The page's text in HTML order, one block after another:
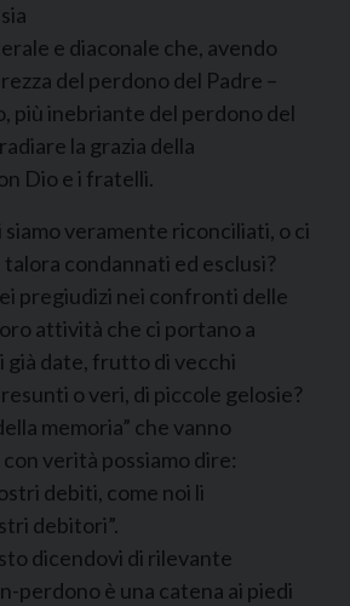
e diaconale che, avendo
del perdono del Padre –
più inebriante del perdono del
la grazia della
Dio e i fratelli.
veramente riconciliati, o ci
condannati ed esclusi?
pregiudizi nei confronti delle
attività che ci portano a
già date, frutto di vecchi
o veri, di piccole gelosie?
memoria” che vanno
verità possiamo dire:
debiti, come noi li
debitori”.
dicendovi di rilevante
perdono è una catena ai piedi